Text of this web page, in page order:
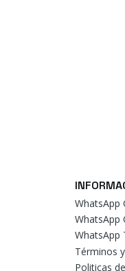
WhatsApp
WhatsApp
WhatsApp
Términos
Politicas